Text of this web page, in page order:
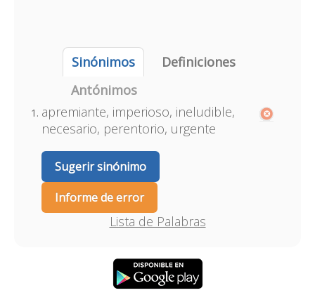
Sinónimos
Definiciones
Antónimos
apremiante, imperioso, ineludible,
necesario, perentorio, urgente
Sugerir sinónimo
Informe de error
Lista de Palabras